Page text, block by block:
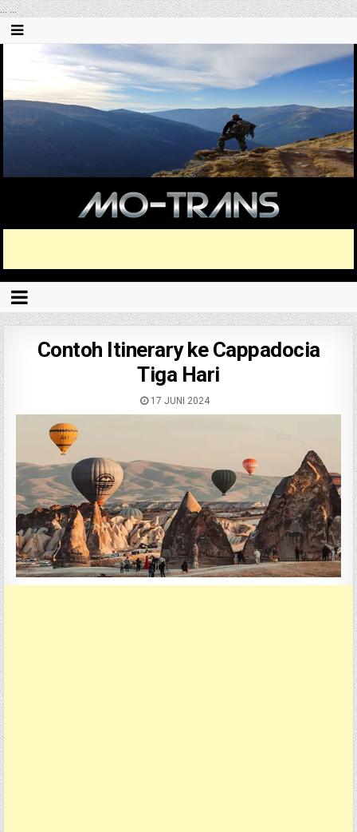
......
Contoh Itinerary ke Cappadocia
Tiga Hari
17 JUNI 2024